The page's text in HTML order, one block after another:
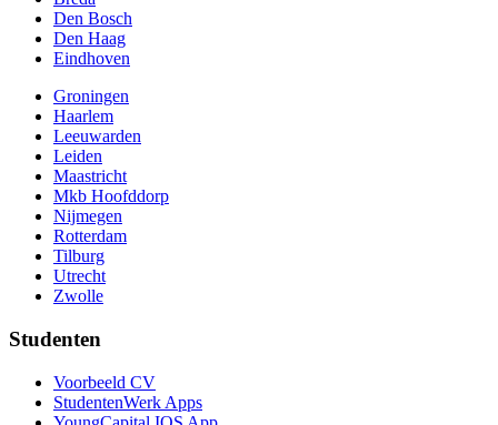
Den Bosch
Den Haag
Eindhoven
Groningen
Haarlem
Leeuwarden
Leiden
Maastricht
Mkb Hoofddorp
Nijmegen
Rotterdam
Tilburg
Utrecht
Zwolle
Studenten
Voorbeeld CV
StudentenWerk Apps